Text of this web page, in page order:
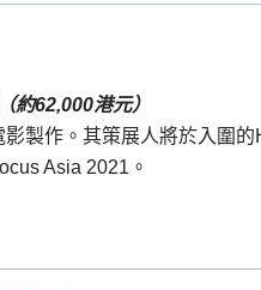
約62,000港元）
製作。其策展人將於入圍的
Asia 2021。